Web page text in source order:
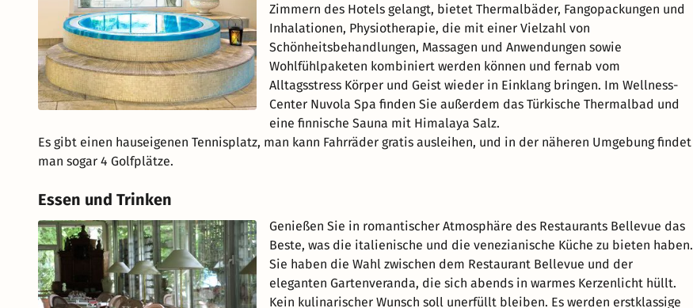
Zimmern des Hotels gelangt, bietet Thermalbäder, Fangopackungen und
Inhalationen, Physiotherapie, die mit einer Vielzahl von
Schönheitsbehandlungen, Massagen und Anwendungen sowie
Wohlfühlpaketen kombiniert werden können und fernab vom
Alltagsstress Körper und Geist wieder in Einklang bringen. Im Wellness-
Center Nuvola Spa finden Sie außerdem das Türkische Thermalbad und
eine finnische Sauna mit Himalaya Salz.
Es gibt einen hauseigenen Tennisplatz, man kann Fahrräder gratis ausleihen, und in der näheren Umgebung findet
man sogar 4 Golfplätze.
Essen und Trinken
Genießen Sie in romantischer Atmosphäre des Restaurants Bellevue das
Beste, was die italienische und die venezianische Küche zu bieten haben.
Sie haben die Wahl zwischen dem Restaurant Bellevue und der
eleganten Gartenveranda, die sich abends in warmes Kerzenlicht hüllt.
Kein kulinarischer Wunsch soll unerfüllt bleiben. Es werden erstklassige